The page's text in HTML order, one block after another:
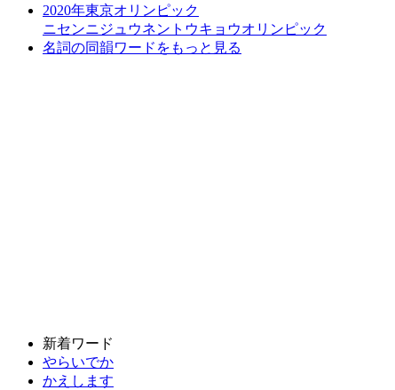
2020年東京オリンピック
ニセンニジュウネントウキョウオリンピック
名詞の同韻ワードをもっと見る
新着ワード
やらいでか
かえします